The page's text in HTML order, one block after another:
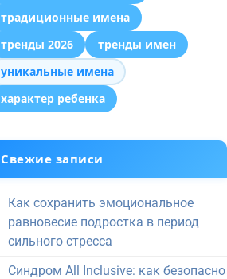
традиционные имена
тренды 2026
тренды имен
уникальные имена
характер ребенка
Свежие записи
Как сохранить эмоциональное
равновесие подростка в период
сильного стресса
Синдром All Inclusive: как безопасно